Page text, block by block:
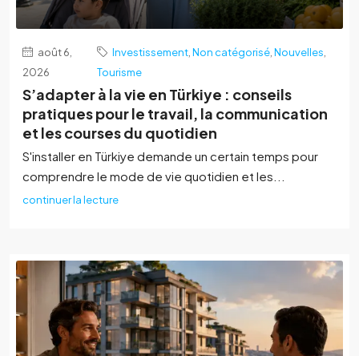
août 6,
2026
Investissement ,Non catégorisé ,Nouvelles
Tourisme
S’adapter à la vie en Türkiye : conseils
pratiques pour le travail, la communication
et les courses du quotidien
S'installer en Türkiye demande un certain temps pour
comprendre le mode de vie quotidien et les...
continuer la lecture